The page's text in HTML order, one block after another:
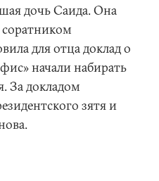
дочь Саида. Она
для отца доклад о
начали набирать
За докладом
зятя и